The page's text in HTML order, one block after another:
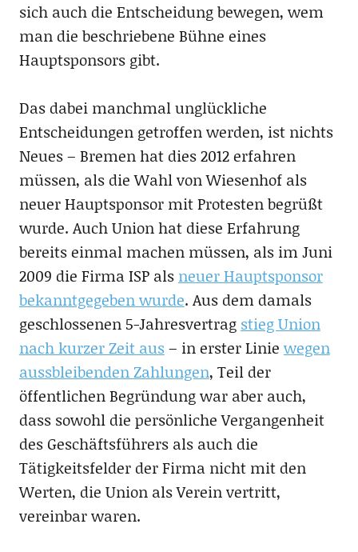
sich auch die Entscheidung bewegen, wem
man die beschriebene Bühne eines
Hauptsponsors gibt.
Das dabei manchmal unglückliche
Entscheidungen getroffen werden, ist nichts
Neues – Bremen hat dies 2012 erfahren
müssen, als die Wahl von Wiesenhof als
neuer Hauptsponsor mit Protesten begrüßt
wurde. Auch Union hat diese Erfahrung
bereits einmal machen müssen, als im Juni
2009 die Firma ISP als neuer Hauptsponsor
bekanntgegeben wurde. Aus dem damals
geschlossenen 5-Jahresvertrag stieg Union
nach kurzer Zeit aus– in erster Linie wegen
aussbleibenden Zahlungen, Teil der
öffentlichen Begründung war aber auch,
dass sowohl die persönliche Vergangenheit
des Geschäftsführers als auch die
Tätigkeitsfelder der Firma nicht mit den
Werten, die Union als Verein vertritt,
vereinbar waren.